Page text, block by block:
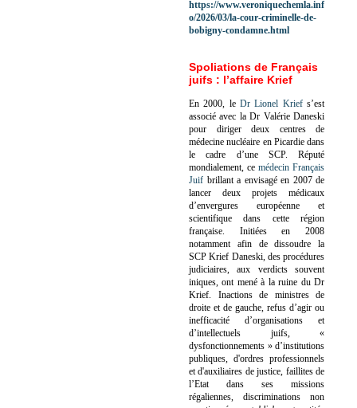
https://www.veroniquechemla.inf
o/2026/03/la-cour-criminelle-de-
bobigny-condamne.html
Spoliations de Français
juifs : l’affaire Krief
En 2000, le Dr Lionel Kriefs’est
associé avec la Dr Valérie Daneski
pour diriger deux centres de
médecine nucléaire en Picardie dans
le cadre d’une SCP. Réputé
mondialement, ce médecin Français
Juif brillant a envisagé en 2007 de
lancer deux projets médicaux
d’envergures européenne et
scientifique dans cette région
française. Initiées en 2008
notamment afin de dissoudre la
SCP Krief Daneski, des procédures
judiciaires, aux verdicts souvent
iniques, ont mené à la ruine du Dr
Krief. Inactions de ministres de
droite et de gauche, refus d’agir ou
inefficacité d’organisations et
d’intellectuels juifs, «
dysfonctionnements » d’institutions
publiques, d'ordres professionnels
et d'auxiliaires de justice, faillites de
l’Etat dans ses missions
régaliennes, discriminations non